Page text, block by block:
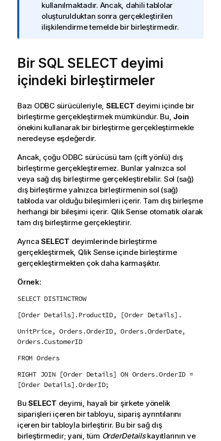
g
i
n
u
kullanılmaktadır. Ancak, dahili tablolar
oluşturulduktan sonra gerçekleştirilen
ilişkilendirme temelde bir birleştirmedir.
Bir SQL SELECT deyimi
içindeki birleştirmeler
Bazı ODBCsürücüleriyle, SELECT deyimi içinde bir
birleştirme gerçekleştirmek mümkündür. Bu, Join
önekini kullanarak bir birleştirme gerçekleştirmekle
neredeyse eşdeğerdir.
Ancak, çoğu ODBC sürücüsü tam (çift yönlü) dış
birleştirme gerçekleştiremez. Bunlar yalnızca sol
veya sağ dış birleştirme gerçekleştirebilir. Sol (sağ)
dış birleştirme yalnızca birleştirmenin sol (sağ)
tabloda var olduğu bileşimleri içerir. Tam dış birleşme
herhangi bir bileşimi içerir. Qlik Sense otomatik olarak
tam dış birleştirme gerçekleştirir.
AyrıcaSELECT deyimlerinde birleştirme
gerçekleştirmek, Qlik Senseiçinde birleştirme
gerçekleştirmekten çok daha karmaşıktır.
Örnek:
SELECT DISTINCTROW
[Order Details].ProductID, [Order Details].
UnitPrice, Orders.OrderID, Orders.OrderDate,
Orders.CustomerID
FROM Orders
RIGHT JOIN [Order Details] ON Orders.OrderID =
[Order Details].OrderID;
BuSELECT deyimi, hayali bir şirkete yönelik
siparişleri içeren bir tabloyu, sipariş ayrıntılarını
içeren bir tabloyla birleştirir. Bu bir sağ dış
birleştirmedir; yani, tüm OrderDetailskayıtlarının ve